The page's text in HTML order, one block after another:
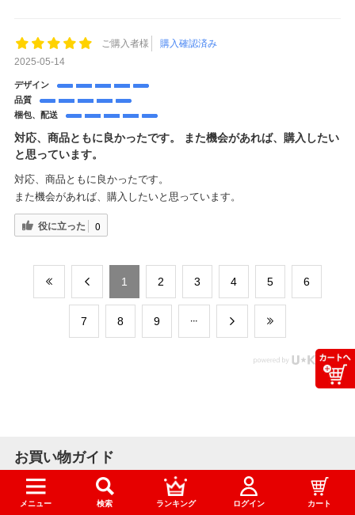
ご購入者様
購入確認済み
2025-05-14
デザイン
品質
梱包、配送
対応、商品ともに良かったです。 また機会があれば、購入したい
と思っています。
対応、商品ともに良かったです。
また機会があれば、購入したいと思っています。
役に立った 0
​1 ​2 ​3 ​4 ​5 ​6
​7 ​8 ​9
お買い物ガイド
送料について
メニュー 検索 ランキング ログイン カート